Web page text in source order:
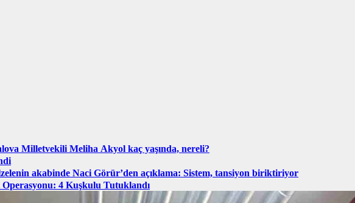
Milletvekili Meliha Akyol kaç yaşında, nereli?
akabinde Naci Görür’den açıklama: Sistem, tansiyon biriktiriyor
Operasyonu: 4 Kuşkulu Tutuklandı